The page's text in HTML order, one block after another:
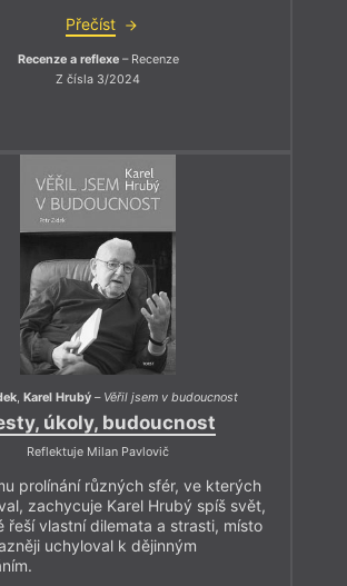
Přečíst
Recenze a reflexe– Recenze
Z čísla 3/2024
, Karel Hrubý – Věřil jsem v budoucnost
úkoly, budoucnost
Reflektuje Milan Pavlovič
prolínání různých sfér, ve kterých
zachycuje Karel Hrubý spíš svět,
řeší vlastní dilemata a strasti, místo
uchyloval k dějinným